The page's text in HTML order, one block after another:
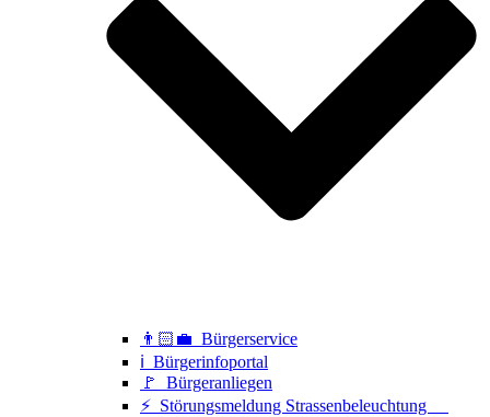
👨🏻‍💼 Bürgerservice
ℹ️ Bürgerinfoportal
🚩 Bürgeranliegen
⚡ Störungsmeldung Strassenbeleuchtung